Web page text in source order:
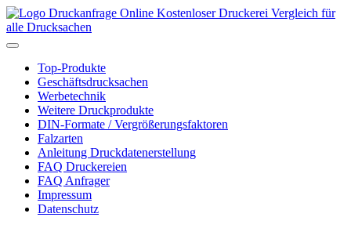
Kostenloser Druckerei Vergleich für
alle Drucksachen
Toggle
navigationTop-Produkte
Geschäftsdrucksachen
Werbetechnik
Weitere Druckprodukte
DIN-Formate / Vergrößerungsfaktoren
Falzarten
Anleitung Druckdatenerstellung
FAQ Druckereien
FAQ Anfrager
Impressum
Datenschutz